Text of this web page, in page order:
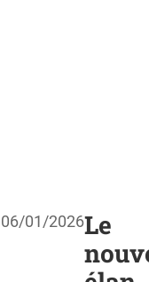
06/01/2026Le